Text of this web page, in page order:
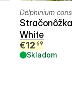
Delphinium
White
€12 69
Skladom